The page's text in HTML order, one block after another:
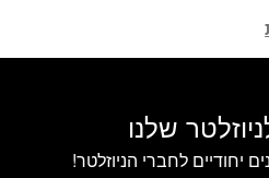
שלנו
יחודיים לחברי הניוזלטר!